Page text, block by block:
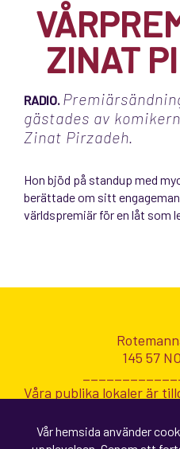
ZINAT
RADIO.
gästades av
Zinat Pirzadeh.
Hon bjöd på standup med
berättade om sitt
världspremiär för en låt som
145 57
Våra publika lokaler är
Vår hemsida använder